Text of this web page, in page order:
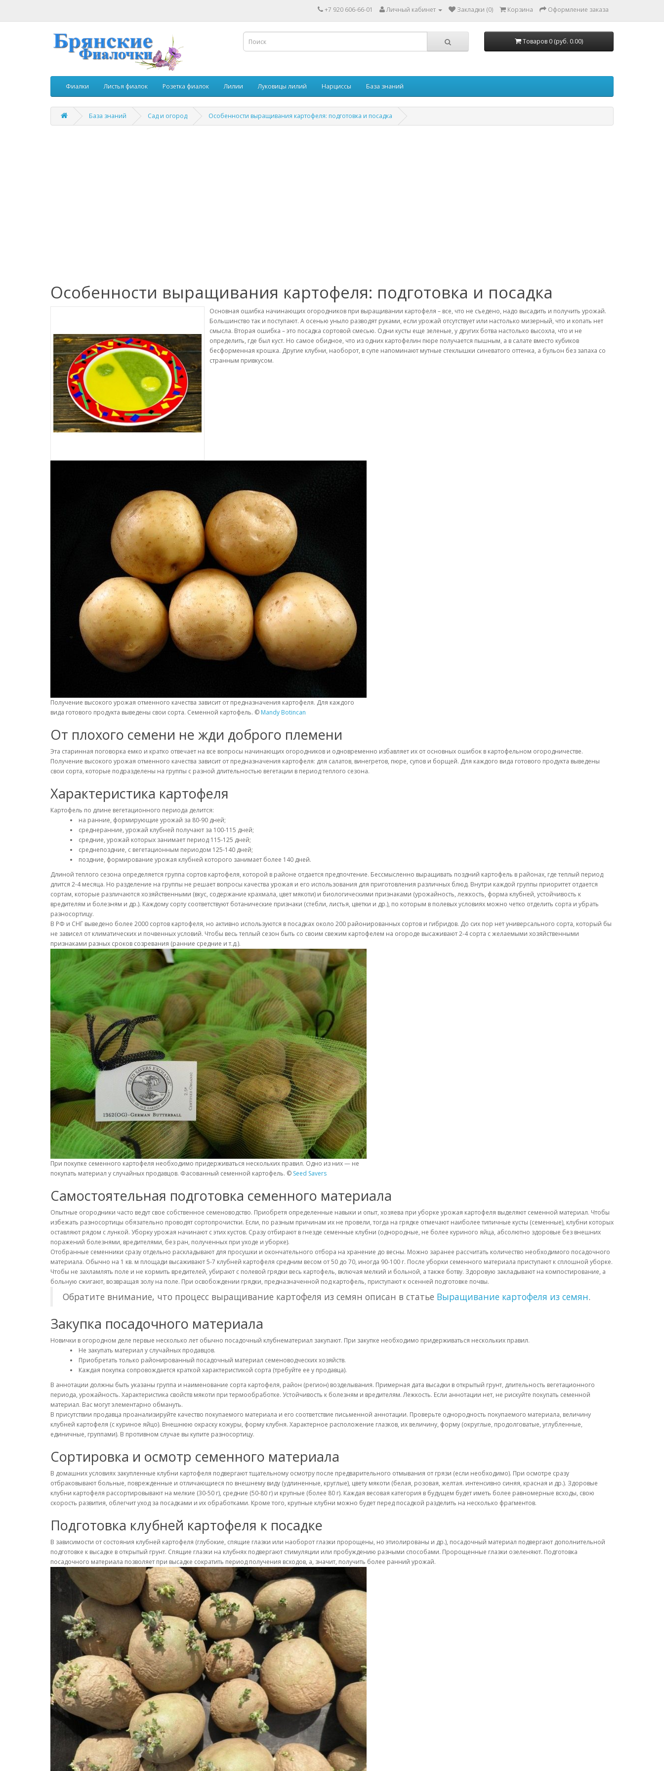
+7 920 606-66-01 Личный кабинет Закладки (0) Корзина Оформление заказа
Товаров 0 (руб. 0.00)
Фиалки Листья фиалок Розетка фиалок Лилии Луковицы лилий Нарциссы База знаний
База знаний Сад и огород Особенности выращивания картофеля: подготовка и посадка
Особенности выращивания картофеля: подготовка и посадка
Основная ошибка начинающих огородников при выращивании картофеля – все, что не съедено, надо высадить и получить урожай.
Большинство так и поступают. А осенью уныло разводят руками, если урожай отсутствует или настолько мизерный, что и копать нет
смысла. Вторая ошибка – это посадка сортовой смесью. Одни кусты еще зеленые, у других ботва настолько высохла, что и не
определить, где был куст. Но самое обидное, что из одних картофелин пюре получается пышным, а в салате вместо кубиков
бесформенная крошка. Другие клубни, наоборот, в супе напоминают мутные стеклышки синеватого оттенка, а бульон без запаха со
странным привкусом.
Получение высокого урожая отменного качества зависит от предназначения картофеля. Для каждого
вида готового продукта выведены свои сорта. Семенной картофель. © Mandy Botincan
От плохого семени не жди доброго племени
Эта старинная поговорка емко и кратко отвечает на все вопросы начинающих огородников и одновременно избавляет их от основных ошибок в картофельном огородничестве.
Получение высокого урожая отменного качества зависит от предназначения картофеля: для салатов, винегретов, пюре, супов и борщей. Для каждого вида готового продукта выведены
свои сорта, которые подразделены на группы с разной длительностью вегетации в период теплого сезона.
Характеристика картофеля
Картофель по длине вегетационного периода делится:
на ранние, формирующие урожай за 80-90 дней;
среднеранние, урожай клубней получают за 100-115 дней;
средние, урожай которых занимает период 115-125 дней;
среднепоздние, с вегетационным периодом 125-140 дней;
поздние, формирование урожая клубней которого занимает более 140 дней.
Длиной теплого сезона определяется группа сортов картофеля, которой в районе отдается предпочтение. Бессмысленно выращивать поздний картофель в районах, где теплый период
длится 2-4 месяца. Но разделение на группы не решает вопросы качества урожая и его использования для приготовления различных блюд. Внутри каждой группы приоритет отдается
сортам, которые различаются хозяйственными (вкус, содержание крахмала, цвет мякоти) и биологическими признаками (урожайность, лежкость, форма клубней, устойчивость к
вредителям и болезням и др.). Каждому сорту соответствуют ботанические признаки (стебли, листья, цветки и др.), по которым в полевых условиях можно четко отделить сорта и убрать
разносортицу.
В РФ и СНГ выведено более 2000 сортов картофеля, но активно используются в посадках около 200 районированных сортов и гибридов. До сих пор нет универсального сорта, который бы
не зависел от климатических и почвенных условий. Чтобы весь теплый сезон быть со своим свежим картофелем на огороде высаживают 2-4 сорта с желаемыми хозяйственными
признаками разных сроков созревания (ранние средние и т.д.).
При покупке семенного картофеля необходимо придерживаться нескольких правил. Одно из них — не
покупать материал у случайных продавцов. Фасованный семенной картофель. © Seed Savers
Самостоятельная подготовка семенного материала
Опытные огородники часто ведут свое собственное семеноводство. Приобретя определенные навыки и опыт, хозяева при уборке урожая картофеля выделяют семенной материал. Чтобы
избежать разносортицы обязательно проводят сортопрочистки. Если, по разным причинам их не провели, тогда на грядке отмечают наиболее типичные кусты (семенные), клубни которых
оставляют рядом с лункой. Уборку урожая начинают с этих кустов. Сразу отбирают в гнезде семенные клубни (однородные, не более куриного яйца, абсолютно здоровые без внешних
поражений болезнями, вредителями, без ран, полученных при уходе и уборке).
Отобранные семенники сразу отдельно раскладывают для просушки и окончательного отбора на хранение до весны. Можно заранее рассчитать количество необходимого посадочного
материала. Обычно на 1 кв. м площади высаживают 5-7 клубней картофеля средним весом от 50 до 70, иногда 90-100 г. После уборки семенного материала приступают к сплошной уборке.
Чтобы не захламлять поле и не кормить вредителей, убирают с полевой грядки весь картофель, включая мелкий и больной, а также ботву. Здоровую закладывают на компостирование, а
больную сжигают, возвращая золу на поле. При освобождении грядки, предназначенной под картофель, приступают к осенней подготовке почвы.
Обратите внимание, что процесс выращивание картофеля из семян описан в статье Выращивание картофеля из семян.
Закупка посадочного материала
Новички в огородном деле первые несколько лет обычно посадочный клубнематериал закупают. При закупке необходимо придерживаться нескольких правил.
Не закупать материал у случайных продавцов.
Приобретать только районированный посадочный материал семеноводческих хозяйств.
Каждая покупка сопровождается краткой характеристикой сорта (требуйте ее у продавца).
В аннотации должны быть указаны группа и наименование сорта картофеля, район (регион) возделывания. Примерная дата высадки в открытый грунт, длительность вегетационного
периода, урожайность. Характеристика свойств мякоти при термообработке. Устойчивость к болезням и вредителям. Лежкость. Если аннотации нет, не рискуйте покупать семенной
материал. Вас могут элементарно обмануть.
В присутствии продавца проанализируйте качество покупаемого материала и его соответствие письменной аннотации. Проверьте однородность покупаемого материала, величину
клубней картофеля (с куриное яйцо). Внешнюю окраску кожуры, форму клубня. Характерное расположение глазков, их величину, форму (округлые, продолговатые, углубленные,
единичные, группами). В противном случае вы купите разносортицу.
Сортировка и осмотр семенного материала
В домашних условиях закупленные клубни картофеля подвергают тщательному осмотру после предварительного отмывания от грязи (если необходимо). При осмотре сразу
отбраковывают больные, поврежденные и отличающиеся по внешнему виду (удлиненные, круглые), цвету мякоти (белая, розовая, желтая. интенсивно синяя, красная и др.). Здоровые
клубни картофеля рассортировывают на мелкие (30-50 г), средние (50-80 г) и крупные (более 80 г). Каждая весовая категория в будущем будет иметь более равномерные всходы, свою
скорость развития, облегчит уход за посадками и их обработками. Кроме того, крупные клубни можно будет перед посадкой разделить на несколько фрагментов.
Подготовка клубней картофеля к посадке
В зависимости от состояния клубней картофеля (глубокие, спящие глазки или наоборот глазки пророщены, но этиолированы и др.), посадочный материал подвергают дополнительной
подготовке к высадке в открытый грунт. Спящие глазки на клубнях подвергают стимуляции или пробуждению разными способами. Пророщенные глазки озеленяют. Подготовка
посадочного материала позволяет при высадке сократить период получения всходов, а, значит, получить более ранний урожай.